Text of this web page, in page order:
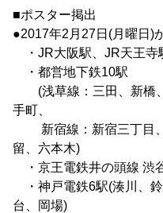
■ポスター掲出
●2017年2月27日(月曜日)
・JR大阪駅、JR天王寺
・都営地下鉄10駅
(浅草線：三田、新橋
手町、
新宿線：新宿三丁目、
留、六本木)
・京王電鉄井の頭線 渋
・神戸電鉄6駅(湊川、
台、岡場)